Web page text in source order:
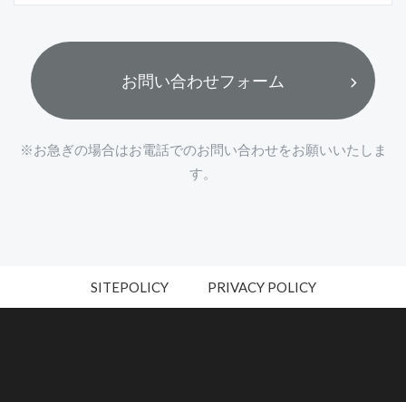
お問い合わせフォーム
※お急ぎの場合はお電話でのお問い合わせをお願いいたしま
す。
SITEPOLICY PRIVACY POLICY